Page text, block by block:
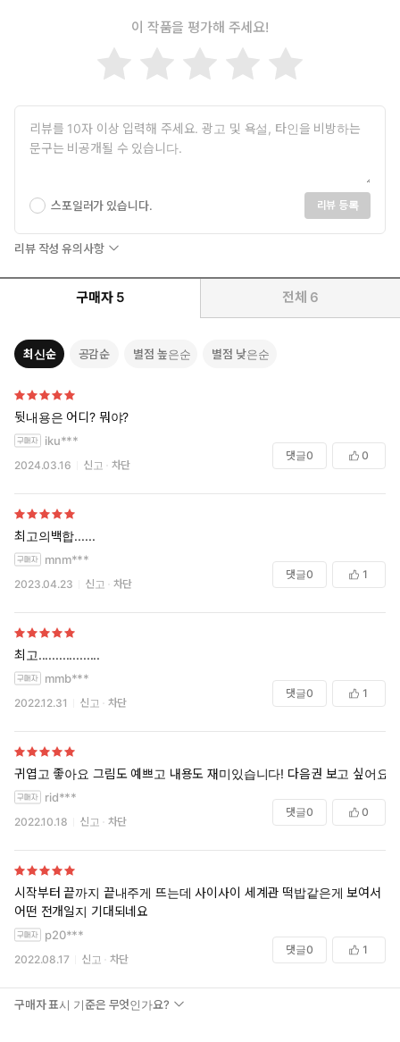
이 작품을 평가해 주세요!
스포일러가 있습니다. 리뷰 등록
리뷰 작성 유의사항
구매자 5 전체 6
최신순 공감순 별점 높은순 별점 낮은순
뒷내용은 어디? 뭐야?
iku***
2024.03.16 신고 차단
댓글0 0
최고의백합......
mnm***
2023.04.23 신고 차단
댓글0 1
최고..................
mmb***
2022.12.31 신고 차단
댓글0 1
귀엽고 좋아요 그림도 예쁘고 내용도 재미있습니다! 다음권 보고 싶어요
rid***
2022.10.18 신고 차단
댓글0 0
시작부터 끝까지 끝내주게 뜨는데 사이사이 세계관 떡밥같은게 보여서
어떤 전개일지 기대되네요
p20***
2022.08.17 신고 차단
댓글0 1
구매자 표시 기준은 무엇인가요?